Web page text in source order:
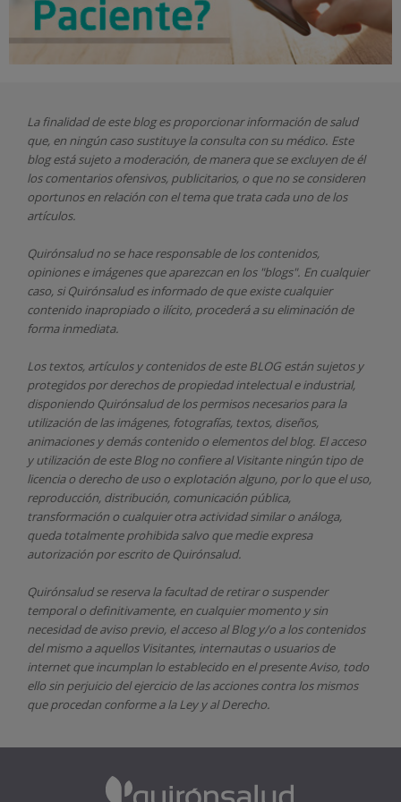
procedimiento.
¿Es posible eliminar
piel solar o solo se pueden
atenuar?
La mayoría de manchas solares se puede eliminar
completamente.El número de sesiones necesarias
para eliminarlas va a depender de la técnica
empleada, el tipo de piel y el tiempo de baja social
que la paciente se pueda permitir asumir. No
obstante, conviene recordar que la piel tiene
memoria y es de esperar que con el paso del
tiempo sigan apareciendo manchas como
consecuencia del daño solar acumulado en otras
Después del verano es posible que hayan
aparecido manchas en tu piel, recuerda visitar a tu
dermatólogo para controlarlo y en caso de querer
eliminarlas, nuestro equipo de especialistas en
manchas solares de Quirónsalud te atienden.
arrugas faciales?
Este tipo de tratamiento conlleva un procedimiento
a 5 díasy los resultados definitivos se logran a los
15 días de su aplicación.
El rostro queda rejuvenecido, con una expresión
facial más natural, que da la sensación de 'tener
buena cara'.
6 meses desde su aplicación y en la mayoría de los
casos es suficiente un tratamiento cada 6 meses
para mantener perfectos los resultados.
Laincorporación a la vida cotidiana después del
tratamiento es inmediata.
¿Cuáles son los riesgos y efectos
secundarios asociados con los
tratamientos para las arrugas de
expresión?
Como todo tratamiento estético, la sustancia
neuromoduladora también tiene ciertos riesgos.
Entre ellos, el principal pero poco frecuente suele
ser que difunda la sustancia a otros territorios no
deseados; por ejemplo, al pinchar la zona del
músculo corrugado en el entrecejo, si la paciente
manipula sus párpados o la frente con
movimientos enérgicos o bien si duerme boca
abajo los primeros días, puede darse esta difusión
hacia el párpado superior y provocar una parálisis
reversible durante un tiempo.
A día de hoy existen otros procedimientos no
La finalidad de este blog es proporcionar información de salud
que, en ningún caso sustituye la consulta con su médico. Este
blog está sujeto a moderación, de manera que se excluyen de él
los comentarios ofensivos, publicitarios, o que no se consideren
oportunos en relación con el tema que trata cada uno de los
artículos.
Quirónsaludno se hace responsable de los contenidos,
opiniones e imágenes que aparezcan en los "blogs". En cualquier
caso, si Quirónsaludes informado de que existe cualquier
contenido inapropiado o ilícito, procederá a su eliminación de
forma inmediata.
Los textos, artículos y contenidos de este BLOG están sujetos y
protegidos por derechos de propiedad intelectual e industrial,
disponiendo Quirónsaludde los permisos necesarios para la
utilización de las imágenes, fotografías, textos, diseños,
animaciones y demás contenido o elementos del blog. El acceso
y utilización de este Blog no confiere al Visitante ningún tipo de
licencia o derecho de uso o explotación alguno, por lo que el uso,
reproducción, distribución, comunicación pública,
transformación o cualquier otra actividad similar o análoga,
queda totalmente prohibida salvo que medie expresa
autorización por escrito de Quirónsalud.
Quirónsaludse reserva la facultad de retirar o suspender
temporal o definitivamente, en cualquier momento y sin
necesidad de aviso previo, el acceso al Blog y/o a los contenidos
del mismo a aquellos Visitantes, internautas o usuarios de
internet que incumplan lo establecido en el presente Aviso, todo
ello sin perjuicio del ejercicio de las acciones contra los mismos
que procedan conforme a la Ley y al Derecho.